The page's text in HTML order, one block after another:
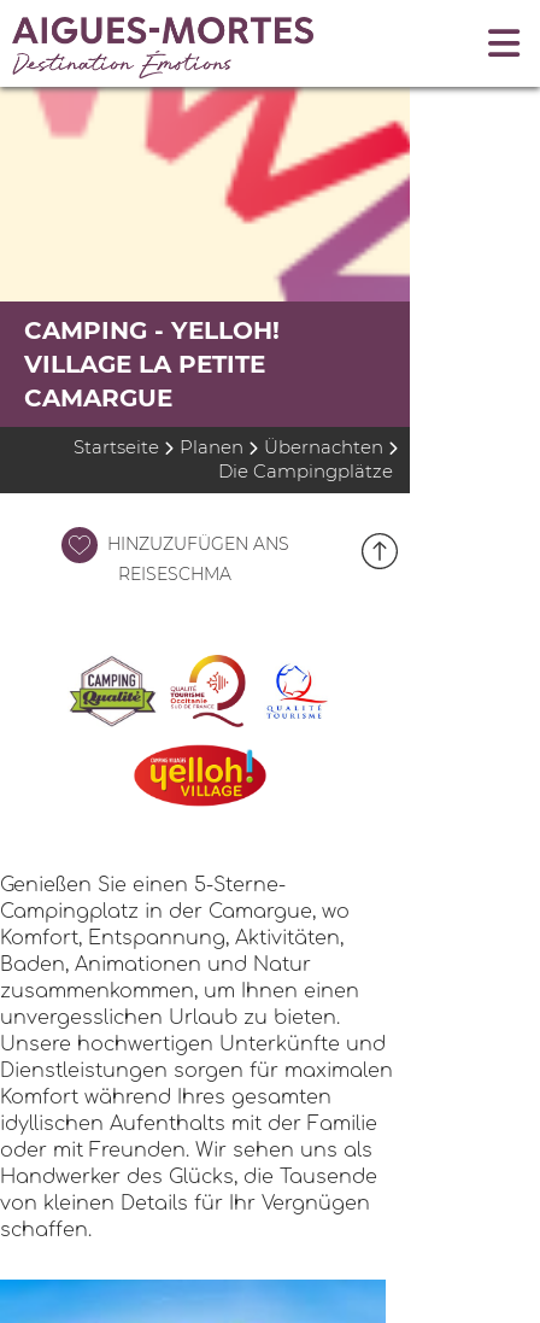
CAMPING - YELLOH!
VILLAGE LA PETITE
CAMARGUE
Startseite Planen
Übernachten
Die Campingplätze
HINZUZUFÜGEN ANS
REISESCHMA
Genießen Sie einen 5-Sterne-
Campingplatz in der Camargue, wo
Komfort, Entspannung, Aktivitäten,
Baden, Animationen und Natur
zusammenkommen, um Ihnen einen
unvergesslichen Urlaub zu bieten.
Unsere hochwertigen Unterkünfte und
Dienstleistungen sorgen für maximalen
Komfort während Ihres gesamten
idyllischen Aufenthalts mit der Familie
oder mit Freunden. Wir sehen uns als
Handwerker des Glücks, die Tausende
von kleinen Details für Ihr Vergnügen
schaffen.